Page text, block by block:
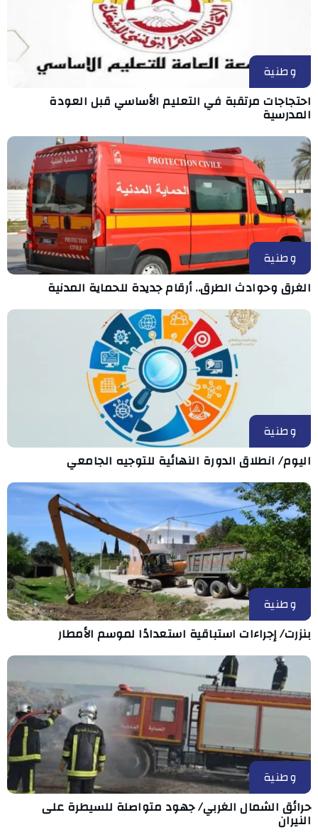
وطنية
احتجاجات مرتقبة في التعليم الأساسي قبل العودة
المدرسية
وطنية
الغرق وحوادث الطرق.. أرقام جديدة للحماية المدنية
وطنية
اليوم/ انطلاق الدورة النهائية للتوجيه الجامعي
وطنية
بنزرت/ إجراءات استباقية استعدادًا لموسم الأمطار
وطنية
حرائق الشمال الغربي/ جهود متواصلة للسيطرة على
النيران